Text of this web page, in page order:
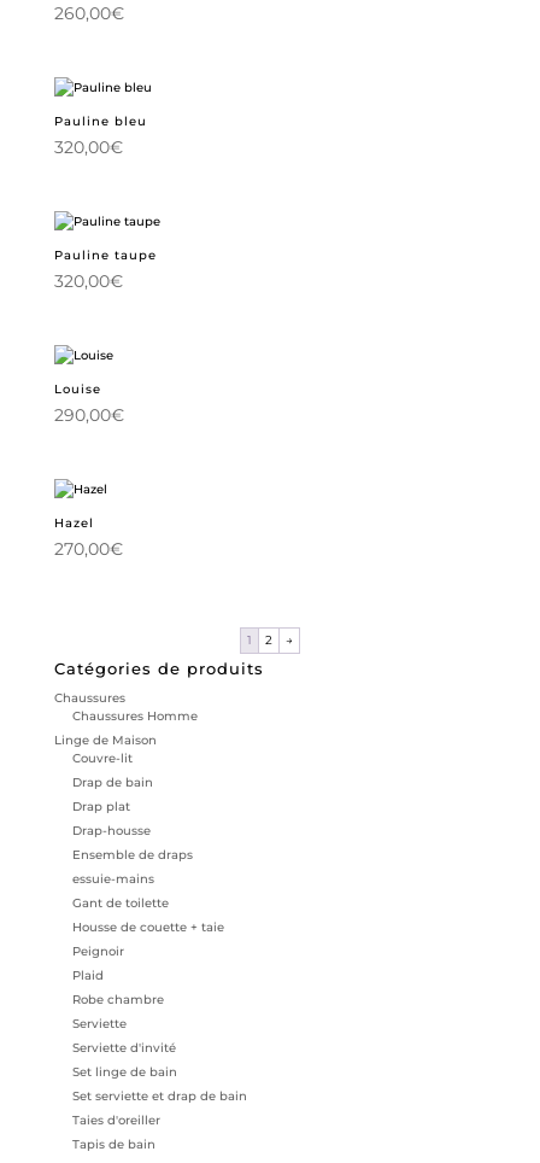
260,00€
Pauline bleu
320,00€
Pauline taupe
320,00€
Louise
290,00€
Hazel
270,00€
1 2 →
Catégories de produits
Chaussures
Chaussures Homme
Linge de Maison
Couvre-lit
Drap de bain
Drap plat
Drap-housse
Ensemble de draps
essuie-mains
Gant de toilette
Housse de couette + taie
Peignoir
Plaid
Robe chambre
Serviette
Serviette d'invité
Set linge de bain
Set serviette et drap de bain
Taies d'oreiller
Tapis de bain